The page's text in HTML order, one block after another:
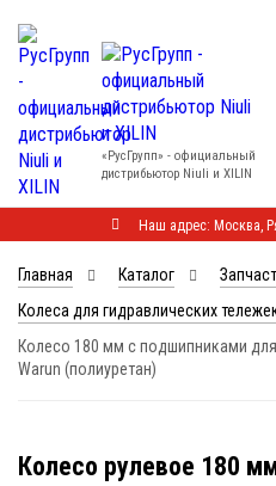
«РусГрупп» - официальный
диcтрибьютор Niuli и XILIN
Наш адрес: Москва,
Главная Каталог
Колеса для гидравлических
Колесо 180 мм с подшипниками
Warun (полиуретан)
Колесо рулевое 180